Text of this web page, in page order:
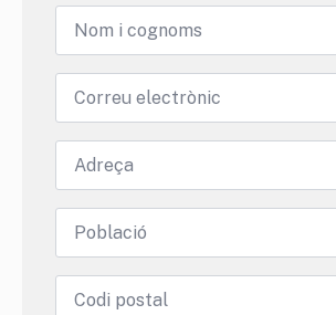
Nom
Email
Adreça
Població
Codi
postal